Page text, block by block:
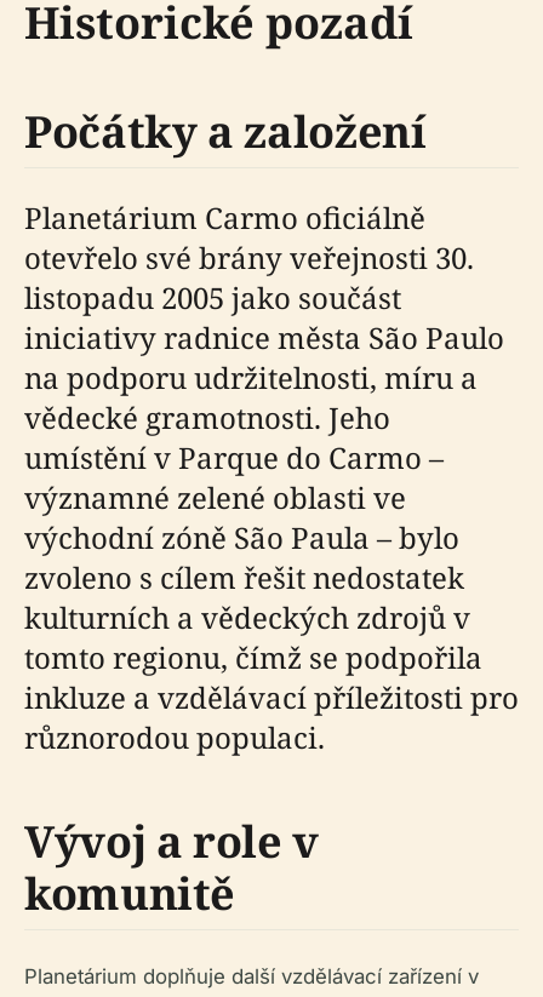
Historické pozadí
Počátky a založení
Planetárium Carmo oficiálně
otevřelo své brány veřejnosti 30.
listopadu 2005 jako součást
iniciativy radnice města São Paulo
na podporu udržitelnosti, míru a
vědecké gramotnosti. Jeho
umístění v Parque do Carmo –
významné zelené oblasti ve
východní zóně São Paula – bylo
zvoleno s cílem řešit nedostatek
kulturních a vědeckých zdrojů v
tomto regionu, čímž se podpořila
inkluze a vzdělávací příležitosti pro
různorodou populaci.
Vývoj a role v
komunitě
Planetárium doplňuje další vzdělávací zařízení v